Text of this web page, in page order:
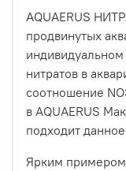
AQUAERUS
продвинутых
индивидуальном
нитратов в
соотношение
в AQUAERUS
подходит
Ярким примером